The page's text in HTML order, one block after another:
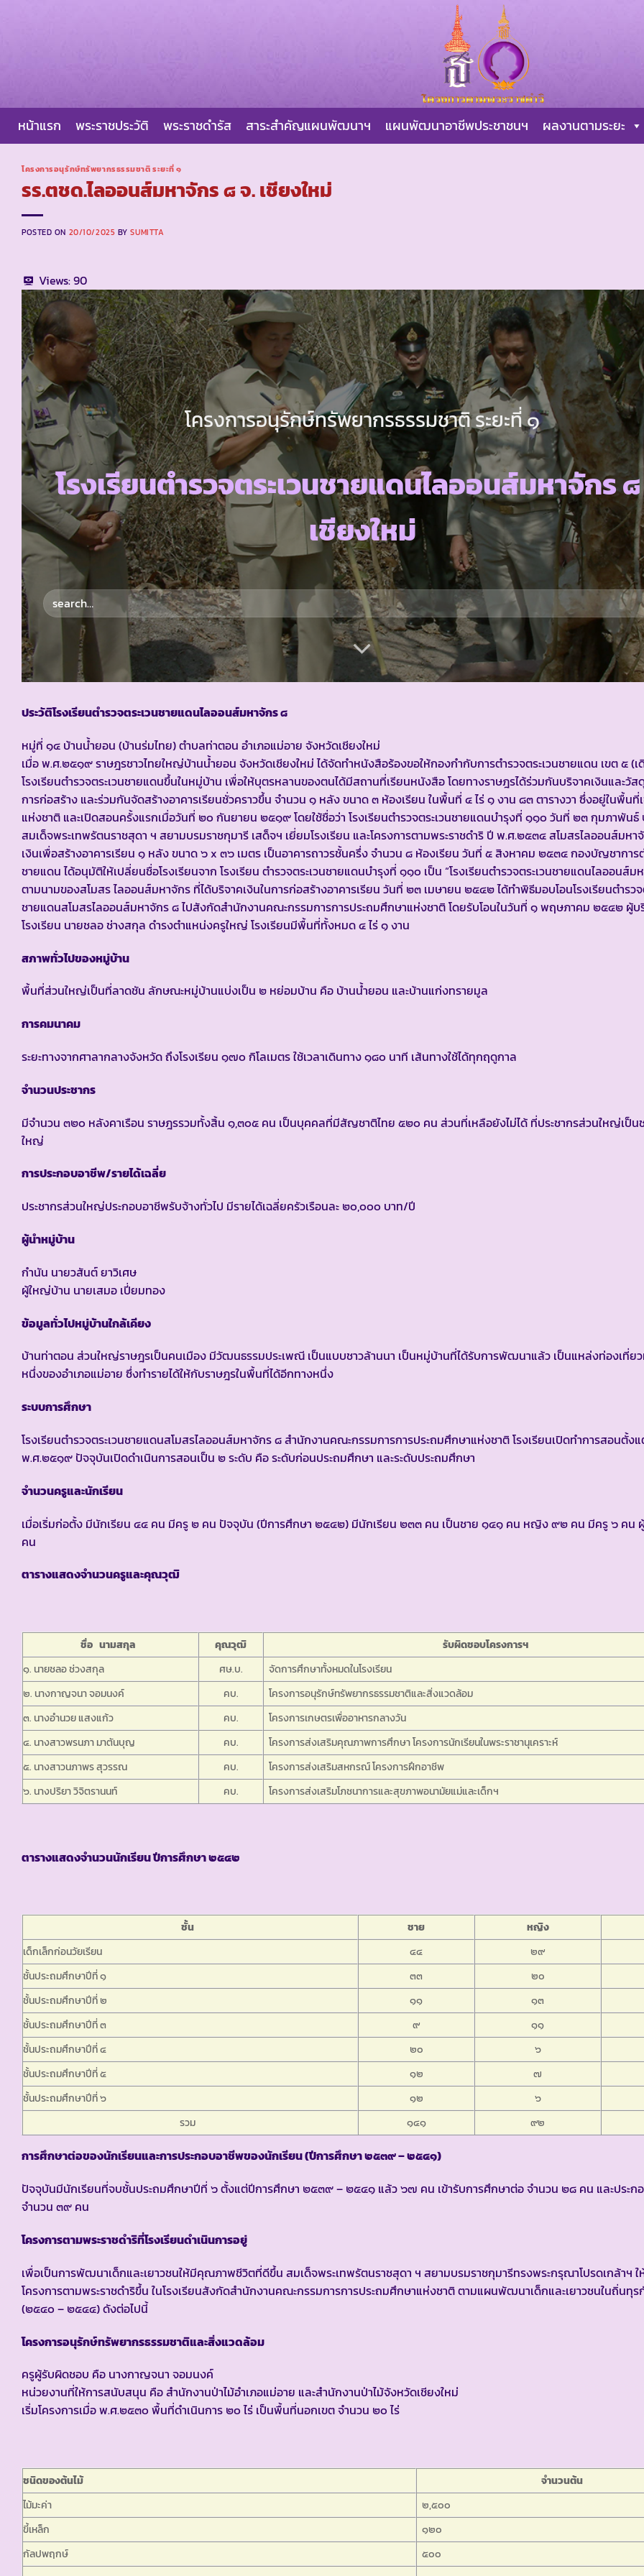
หน้าแรก พระราชประวัติ พระราชดำรัส สาระสำคัญแผนพัฒนาฯ แผนพัฒนาอาชีพประชาชนฯ ผลงานตามระยะ
โครงการอนุรักษ์ทรัพยากรธรรมชาติ ระยะที่ ๑
รร.ตชด.ไลออนส์มหาจักร ๘ จ. เชียงใหม่
POSTED ON 20/10/2025 BYSUMITTA
Views:90
โครงการอนุรักษ์ทรัพยากรธรรมชาติ ระยะที่ ๑
โรงเรียนตำรวจตระเวนชายแดนไลออนส์มหาจักร
เชียงใหม่
ประวัติโรงเรียนตำรวจตระเวนชายแดนไลออนส์มหาจักร ๘
หมู่ที่ ๑๔ บ้านน้ำยอน (บ้านร่มไทย) ตำบลท่าตอน อำเภอแม่อาย จังหวัดเชียงใหม่
เมื่อ พ.ศ.๒๕๑๙ ราษฎรชาวไทยใหญ่บ้านน้ำยอน จังหวัดเชียงใหม่ ได้จัดทำหนังสือร้องขอให้กองกำกับการตำรวจตระเวนชายแดน เขต ๕ (
โรงเรียนตำรวจตระเวนชายแดนขึ้นในหมู่บ้าน เพื่อให้บุตรหลานของตนได้มีสถานที่เรียนหนังสือ โดยทางราษฎรได้ร่วมกันบริจาคเงินและวั
การก่อสร้าง และร่วมกันจัดสร้างอาคารเรียนชั่วคราวขึ้น จำนวน ๑ หลัง ขนาด ๓ ห้องเรียน ในพื้นที่ ๔ ไร่ ๑ งาน ๘๓ ตารางวา ซึ่งอยู่ในพื้นที่
แห่งชาติ และเปิดสอนครั้งแรกเมื่อวันที่ ๒๐ กันยายน ๒๕๑๙ โดยใช้ชื่อว่า โรงเรียนตำรวจตระเวนชายแดนบำรุงที่ ๑๑๐ วันที่ ๒๓ กุมภาพัน
สมเด็จพระเทพรัตนราชสุดา ฯ สยามบรมราชกุมารี เสด็จฯ เยี่ยมโรงเรียน และโครงการตามพระราชดำริ ปี พ.ศ.๒๕๓๔ สโมสรไลออนส์มหา
เงินเพื่อสร้างอาคารเรียน ๑ หลัง ขนาด ๖ x ๓๖ เมตร เป็นอาคารถาวรชั้นครึ่ง จำนวน ๘ ห้องเรียน วันที่ ๕ สิงหาคม ๒๕๓๔ กองบัญชาการต
ชายแดน ได้อนุมัติให้เปลี่ยนชื่อโรงเรียนจาก โรงเรียน ตำรวจตระเวนชายแดนบำรุงที่ ๑๑๐ เป็น “โรงเรียนตำรวจตระเวนชายแดนไลออนส์ม
ตามนามของสโมสร ไลออนส์มหาจักร ที่ได้บริจาคเงินในการก่อสร้างอาคารเรียน วันที่ ๒๓ เมษายน ๒๕๔๒ ได้ทำพิธีมอบโอนโรงเรียนตำรวจ
ชายแดนสโมสรไลออนส์มหาจักร ๘ ไปสังกัดสำนักงานคณะกรรมการการประถมศึกษาแห่งชาติ โดยรับโอนในวันที่ ๑ พฤษภาคม ๒๕๔๒ ผู้บ
โรงเรียน นายชลอ ช่างสกุล ดำรงตำแหน่งครูใหญ่ โรงเรียนมีพื้นที่ทั้งหมด ๔ ไร่ ๑ งาน
สภาพทั่วไปของหมู่บ้าน
พื้นที่ส่วนใหญ่เป็นที่ลาดชัน ลักษณะหมู่บ้านแบ่งเป็น ๒ หย่อมบ้าน คือ บ้านน้ำยอน และบ้านแก่งทรายมูล
การคมนาคม
ระยะทางจากศาลากลางจังหวัด ถึงโรงเรียน ๑๗๐ กิโลเมตร ใช้เวลาเดินทาง ๑๘๐ นาที เส้นทางใช้ได้ทุกฤดูกาล
จำนวนประชากร
มีจำนวน ๓๒๐ หลังคาเรือน ราษฎรรวมทั้งสิ้น ๑,๓๐๕ คน เป็นบุคคลที่มีสัญชาติไทย ๕๒๐ คน ส่วนที่เหลือยังไม่ได้ ที่ประชากรส่วนใหญ่เป็น
ใหญ่
การประกอบอาชีพ/รายได้เฉลี่ย
ประชากรส่วนใหญ่ประกอบอาชีพรับจ้างทั่วไป มีรายได้เฉลี่ยครัวเรือนละ ๒๐,๐๐๐ บาท/ปี
ผู้นำหมู่บ้าน
กำนัน นายวสันต์ ยาวิเศษ
ผู้ใหญ่บ้าน นายเสมอ เปี่ยมทอง
ข้อมูลทั่วไปหมู่บ้านใกล้เคียง
บ้านท่าตอน ส่วนใหญ่ราษฎรเป็นคนเมือง มีวัฒนธรรมประเพณี เป็นแบบชาวล้านนา เป็นหมู่บ้านที่ได้รับการพัฒนาแล้ว เป็นแหล่งท่องเที่
หนึ่งของอำเภอแม่อาย ซึ่งทำรายได้ให้กับราษฎรในพื้นที่ได้อีกทางหนึ่ง
ระบบการศึกษา
โรงเรียนตำรวจตระเวนชายแดนสโมสรไลออนส์มหาจักร ๘ สำนักงานคณะกรรมการการประถมศึกษาแห่งชาติ โรงเรียนเปิดทำการสอนตั้ง
พ.ศ.๒๕๑๙ ปัจจุบันเปิดดำเนินการสอนเป็น ๒ ระดับ คือ ระดับก่อนประถมศึกษา และระดับประถมศึกษา
จำนวนครูและนักเรียน
เมื่อเริ่มก่อตั้ง มีนักเรียน ๔๔ คน มีครู ๒ คน ปัจจุบัน (ปีการศึกษา ๒๕๔๒) มีนักเรียน ๒๓๓ คน เป็นชาย ๑๔๑ คน หญิง ๙๒ คน มีครู ๖ คน
คน
ตารางแสดงจำนวนครูและคุณวุฒิ
ชื่อ นามสกุล คุณวุฒิ
รับผิดชอบโครงการฯ
๑. นายชลอ ช่วงสกุล
ศษ.บ.
จัดการศึกษาทั้งหมดในโรงเรียน
๒. นางกาญจนา จอมนงค์
คบ.
โครงการอนุรักษ์ทรัพยากรธรรมชาติและสิ่งแวดล้อม
๓. นางอำนวย แสงแก้ว
คบ.
โครงการเกษตรเพื่ออาหารกลางวัน
๔. นางสาวพรนภา มาตันบุญ
คบ.
โครงการส่งเสริมคุณภาพการศึกษา โครงการนักเรียนในพระราชานุเคราะห์
๕. นางสาวนภาพร สุวรรณ
คบ.
โครงการส่งเสริมสหกรณ์ โครงการฝึกอาชีพ
๖. นางปริยา วิจิตรานนท์
คบ. โครงการส่งเสริมโภชนาการและสุขภาพอนามัยแม่และเด็กฯ
ตารางแสดงจำนวนนักเรียน ปีการศึกษา ๒๕๔๒
ชั้น ชาย
หญิง
เด็กเล็กก่อนวัยเรียน
๔๔
๒๙
ชั้นประถมศึกษาปีที่ ๑
๓๓
๒๐
ชั้นประถมศึกษาปีที่ ๒
๑๑
๑๓
ชั้นประถมศึกษาปีที่ ๓
๙
๑๑
ชั้นประถมศึกษาปีที่ ๔
๒๐
๖
ชั้นประถมศึกษาปีที่ ๕
๑๒
๗
ชั้นประถมศึกษาปีที่ ๖
๑๒
๖
รวม
๑๔๑ ๙๒
การศึกษาต่อของนักเรียนและการประกอบอาชีพของนักเรียน (ปีการศึกษา ๒๕๓๙ – ๒๕๔๑)
ปัจจุบันมีนักเรียนที่จบชั้นประถมศึกษาปีที่ ๖ ตั้งแต่ปีการศึกษา ๒๕๓๙ – ๒๕๔๑ แล้ว ๖๗ คน เข้ารับการศึกษาต่อ จำนวน ๒๘ คน และประก
จำนวน ๓๙ คน
โครงการตามพระราชดำริที่โรงเรียนดำเนินการอยู่
เพื่อเป็นการพัฒนาเด็กและเยาวชนให้มีคุณภาพชีวิตที่ดีขึ้น สมเด็จพระเทพรัตนราชสุดา ฯ สยามบรมราชกุมารีทรงพระกรุณาโปรดเกล้าฯ ใ
โครงการตามพระราชดำริขึ้น ในโรงเรียนสังกัดสำนักงานคณะกรรมการการประถมศึกษาแห่งชาติ ตามแผนพัฒนาเด็กและเยาวชนในถิ่นทุร
(๒๕๔๐ – ๒๕๔๔) ดังต่อไปนี้
โครงการอนุรักษ์ทรัพยากรธรรมชาติและสิ่งแวดล้อม
ครูผู้รับผิดชอบ คือ นางกาญจนา จอมนงค์
หน่วยงานที่ให้การสนับสนุน คือ สำนักงานป่าไม้อำเภอแม่อาย และสำนักงานป่าไม้จังหวัดเชียงใหม่
เริ่มโครงการเมื่อ พ.ศ.๒๕๓๐ พื้นที่ดำเนินการ ๒๐ ไร่ เป็นพื้นที่นอกเขต จำนวน ๒๐ ไร่
ชนิดของต้นไม้
จำนวนต้น
ไม้มะค่า
๒,๕๐๐
ขี้เหล็ก
๑๒๐
กัลปพฤกษ์
๕๐๐